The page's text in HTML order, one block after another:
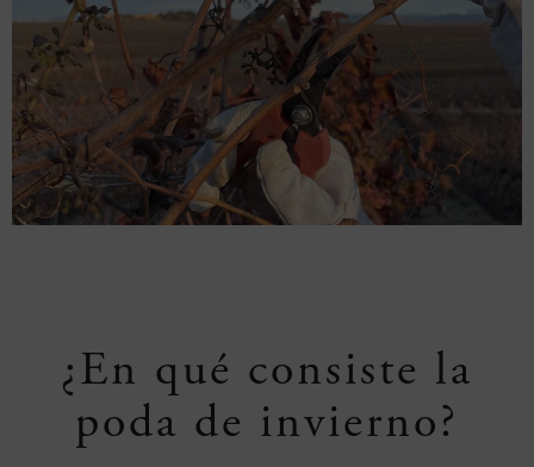
¿En qué consiste la
poda de invierno?